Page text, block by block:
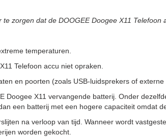
te zorgen dat de DOOGEE Doogee X11 Telefoon
temperaturen.
Telefoon accu niet opraken.
en poorten (zoals USB-luidsprekers of externe
Doogee X11 vervangende batterij. Onder
een batterij met een hogere capaciteit omdat
na verloop van tijd. Wanneer wordt
worden gekocht.